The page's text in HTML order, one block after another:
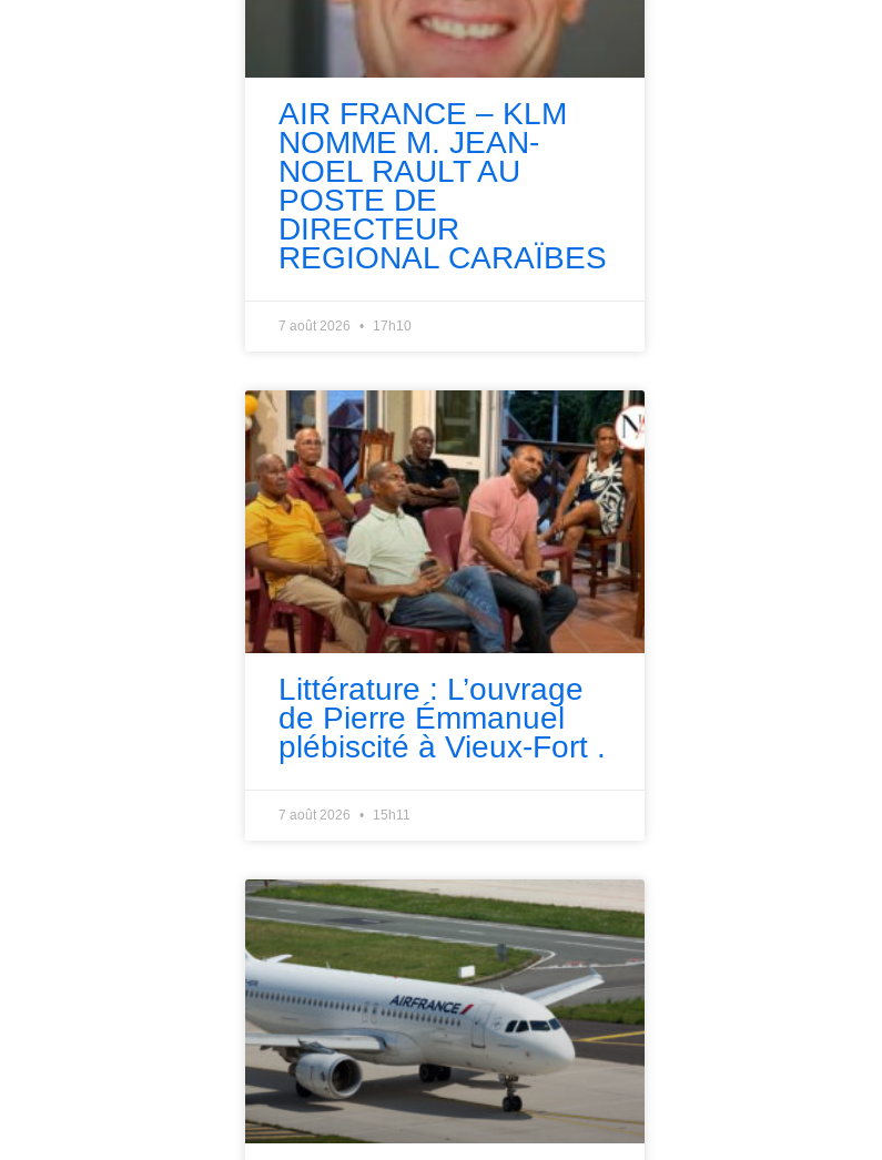
AIR FRANCE – KLM
NOMME M. JEAN-
NOEL RAULT AU
POSTE DE
DIRECTEUR
REGIONAL CARAÏBES
7 août 2026 17h10
Littérature : L’ouvrage
de Pierre Émmanuel
plébiscité à Vieux-Fort .
7 août 2026 15h11